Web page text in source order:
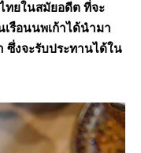
ทยในสมัยอดีต ที่จะ
รือนนพเก้าได้นำมา
ซึ่งจะรับประทานได้ใน